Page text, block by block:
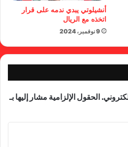
أنشيلوتي يبدي ندمه على قرار
اتخذه مع الريال
9 نوفمبر، 2024
الحقول الإلزامية مشار إليها بـ